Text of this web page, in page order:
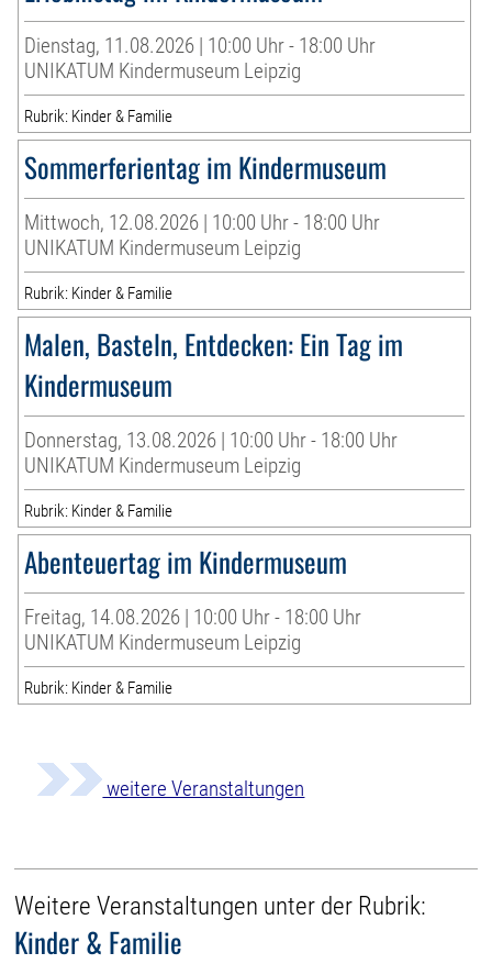
Dienstag, 11.08.2026 | 10:00 Uhr - 18:00 Uhr
UNIKATUM Kindermuseum Leipzig
Rubrik: Kinder & Familie
Sommerferientag im Kindermuseum
Mittwoch, 12.08.2026 | 10:00 Uhr - 18:00 Uhr
UNIKATUM Kindermuseum Leipzig
Rubrik: Kinder & Familie
Malen, Basteln, Entdecken: Ein Tag im
Kindermuseum
Donnerstag, 13.08.2026 | 10:00 Uhr - 18:00 Uhr
UNIKATUM Kindermuseum Leipzig
Rubrik: Kinder & Familie
Abenteuertag im Kindermuseum
Freitag, 14.08.2026 | 10:00 Uhr - 18:00 Uhr
UNIKATUM Kindermuseum Leipzig
Rubrik: Kinder & Familie
weitere Veranstaltungen
Weitere Veranstaltungen unter der Rubrik:
Kinder & Familie